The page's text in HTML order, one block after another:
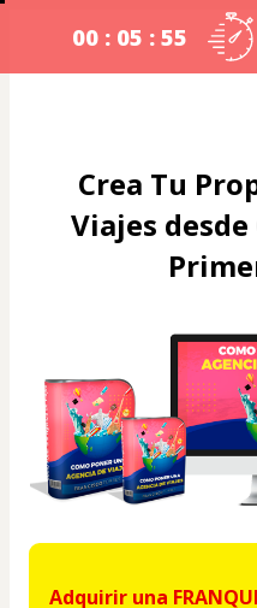
00 : 05 : 54
Crea Tu
Viajes
Adquirir una